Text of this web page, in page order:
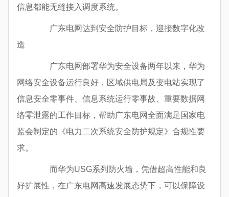
信息都能无缝接入调度系统。
广东电网达到安全防护目标，迎接数字化改
造
广东电网部署华为安全设备两年以来，华为
网络安全设备运行良好，区域供电局及变电站实现了
信息安全零事件、信息系统运行零事故、重要数据网
络零泄露的工作目标，帮助广东电网全面满足国家电
监会制定的《电力二次系统安全防护规定》合规性要
求。
而华为USG系列防火墙，凭借超高性能和良
好扩展性，在广东电网高速发展态势下，可以保障设